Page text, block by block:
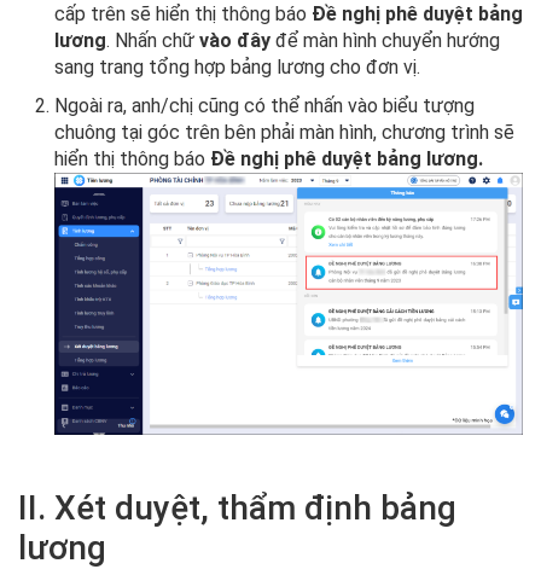
cấp trên sẽ hiển thị thông báo Đề nghị phê duyệt bảng
lương. Nhấn chữ vào đây để màn hình chuyển hướng
sang trang tổng hợp bảng lương cho đơn vị.
Ngoài ra, anh/chị cũng có thể nhấn vào biểu tượng
chuông tại góc trên bên phải màn hình, chương trình sẽ
hiển thị thông báo Đề nghị phê duyệt bảng lương.
II. Xét duyệt, thẩm định bảng
lương